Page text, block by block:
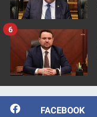
6
FACEBOOK